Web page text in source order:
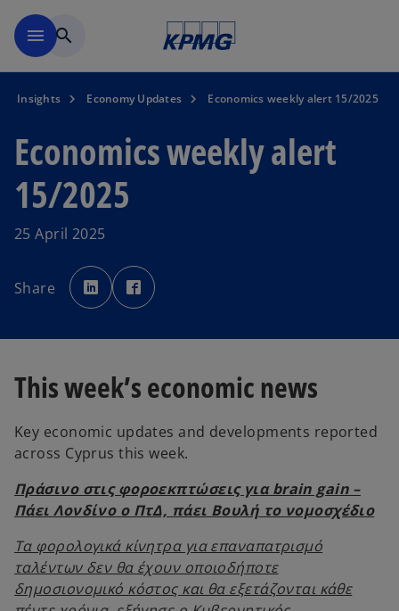
menu search
Insights Economy Updates Economics weekly alert 15/2025
Economics weekly alert
15/2025
25 April 2025
Share
o
p
e
n
w
t
a
p
e
t
a
This week’s economic news
Key economic updates and developments reported
across Cyprus this week.
Πράσινο στις φοροεκπτώσεις για brain gain –
Πάει Λονδίνο ο ΠτΔ, πάει Βουλή το νομοσχέδιο
Τα φορολογικά κίνητρα για επαναπατρισμό
ταλέντων δεν θα έχουν οποιοδήποτε
δημοσιονομικό κόστος και θα εξετάζονται κάθε